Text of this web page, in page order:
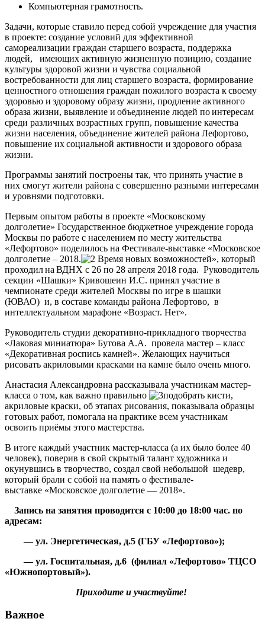
Компьютерная грамотность.
Задачи, которые ставило перед собой учреждение для участия
в проекте: создание условий для эффективной
самореализации граждан старшего возраста, поддержка
людей, имеющих активную жизненную позицию, создание
культуры здоровой жизни и чувства социальной
востребованности для лиц старшего возраста, формирование
ценностного отношения граждан пожилого возраста к своему
здоровью и здоровому образу жизни, продление активного
образа жизни, выявление и объединение людей по интересам
среди различных возрастных групп, повышение качества
жизни населения, объединение жителей района Лефортово,
повышение их социальной активности и здорового образа
жизни.
Программы занятий построены так, что принять участие в
них смогут жители района с совершенно разными интересами
и уровнями подготовки.
Первым опытом работы в проекте «Московскому
долголетие» Государственное бюджетное учреждение города
Москвы по работе с населением по месту жительства
«Лефортово» поделилось на Фестивале-выставке «Московское
долголетие – 2018.
Время новых возможностей», который
проходил на ВДНХ с 26 по 28 апреля 2018 года. Руководитель
секции «Шашки» Кривошеин И.С. принял участие в
чемпионате среди жителей Москвы по игре в шашки
(ЮВАО) и, в составе команды района Лефортово, в
интеллектуальном марафоне «Возраст. Нет».
Руководитель студии декоративно-прикладного творчества
«Лаковая миниатюра» Бутова А.А. провела мастер – класс
«Декоративная роспись камней». Желающих научиться
рисовать акриловыми красками на камне было очень много.
Анастасия Александровна рассказывала участникам мастер-
класса о том, как важно правильно
подобрать кисти,
акриловые краски, об этапах рисования, показывала образцы
готовых работ, помогала на практике всем участникам
освоить приёмы этого мастерства.
В итоге каждый участник мастер-класса (а их было более 40
человек), поверив в свой скрытый талант художника и
окунувшись в творчество, создал свой небольшой шедевр,
который брали с собой на память о фестивале-
выставке «Московское долголетие — 2018».
Запись на занятия проводится с 10:00 до 18:00 час. по
адресам:
— ул. Энергетическая, д.5 (ГБУ «Лефортово»);
— ул. Госпитальная, д.6 (филиал «Лефортово» ТЦСО
«Южнопортовый»).
Приходите и участвуйте!
Важное